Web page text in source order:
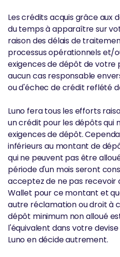
Les crédits acquis grâce aux
du temps à apparaître sur
raison des délais de
processus opérationnels et/
exigences de dépôt de votre
aucun cas responsable
ou d'échec de crédit reflété
Luno fera tous les efforts
un crédit pour les dépôts qui
exigences de dépôt.
inférieurs au montant de
qui ne peuvent pas être
période d'un mois seront
acceptez de ne pas recevoir
Wallet pour ce montant et
autre réclamation ou droit à
dépôt minimum non alloué est
l'équivalent dans votre
Luno en décide autrement.